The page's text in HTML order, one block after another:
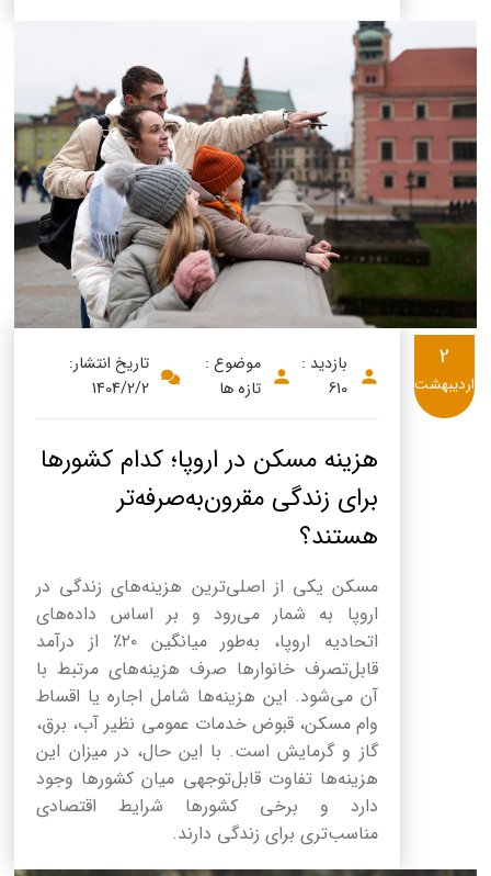
بازدید :
610
موضوع :
تازه ها
تاریخ انتشار:
1404/2/2
هزینه مسکن در اروپا؛ کدام کشورها
برای زندگی مقرون‌به‌صرفه‌تر
هستند؟
مسکن یکی از اصلی‌ترین هزینه‌های زندگی در
اروپا به شمار می‌رود و بر اساس داده‌های
اتحادیه اروپا، به‌طور میانگین ۲۰٪ از درآمد
قابل‌تصرف خانوارها صرف هزینه‌های مرتبط با
آن می‌شود. این هزینه‌ها شامل اجاره یا اقساط
وام مسکن، قبوض خدمات عمومی نظیر آب، برق،
گاز و گرمایش است. با این حال، در میزان این
هزینه‌ها تفاوت قابل‌توجهی میان کشورها وجود
دارد و برخی کشورها شرایط اقتصادی
مناسب‌تری برای زندگی دارند.
2
اردیبهشت